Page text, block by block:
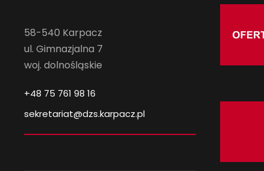
58-540 Karpacz
ul. Gimnazjalna 7
woj. dolnośląskie
+48 75 761 98 16
sekretariat@dzs.karpacz.pl